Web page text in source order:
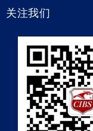
关注我们